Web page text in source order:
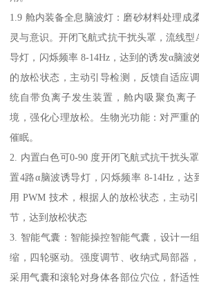
1.9 舱内装备全息脑波灯：磨砂材料处理成
灵与意识。开闭飞航式抗干扰头罩，流线型
导灯，闪烁频率 8-14Hz，达到的诱发α脑波
的放松状态，主动引导检测，反馈自适应
统自带负离子发生装置，舱内吸聚负离
境，强化心理放松。生物光功能：对严重
催眠。
2. 内置白色可0-90 度开闭飞航式抗干扰头
置4路α脑波诱导灯，闪烁频率 8-14Hz，达
用 PWM 技术，根据人的放松状态，主动
节，达到放松状态
3. 智能气囊：智能操控智能气囊，设计一
缩，四轮驱动。强度调节、收纳式局部器
采用气囊和滚轮对身体各部位穴位，舒适